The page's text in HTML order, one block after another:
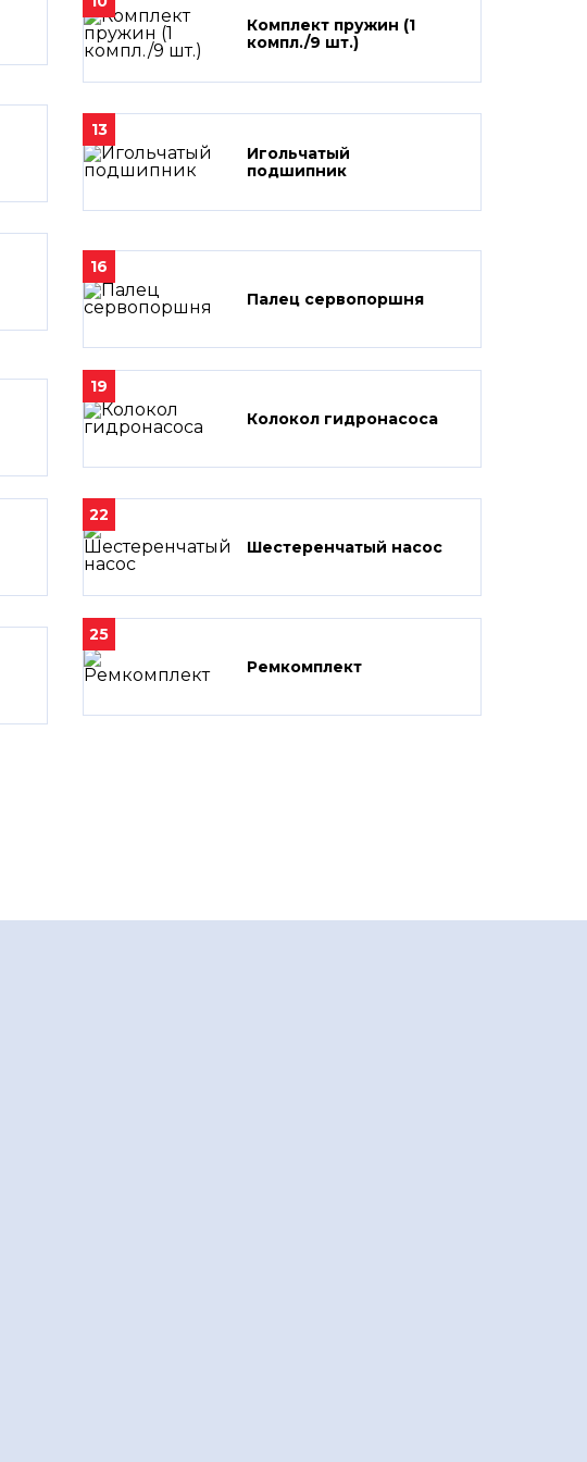
Комплект пружин (1
компл./9 шт.)
13
Игольчатый
подшипник
16
Палец сервопоршня
19
Колокол гидронасоса
22
Шестеренчатый насос
25
Ремкомплект